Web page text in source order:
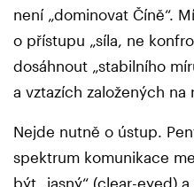
není „dominovat Číně“.
o přístupu „síla, ne
dosáhnout „stabilního
a vztazích založených na
Nejde nutně o ústup.
spektrum komunikace
být „jasný“ (clear-eyed)